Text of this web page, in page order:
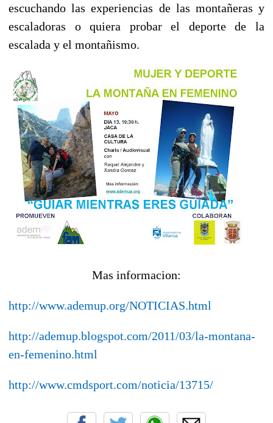
escuchando las experiencias de las montañeras y
escaladoras o quiera probar el deporte de la
escalada y el montañismo.
Mas informacion:
http://www.ademup.org/NOTICIAS.html
http://ademup.blogspot.com/2011/03/la-montana-
en-femenino.html
http://www.cmdsport.com/noticia/13715/